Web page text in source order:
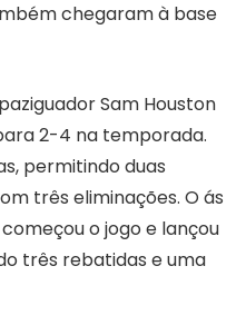
chegaram à base
Sam Houston
2-4 na temporada.
permitindo duas
três eliminações. O ás
o jogo e lançou
três rebatidas e uma